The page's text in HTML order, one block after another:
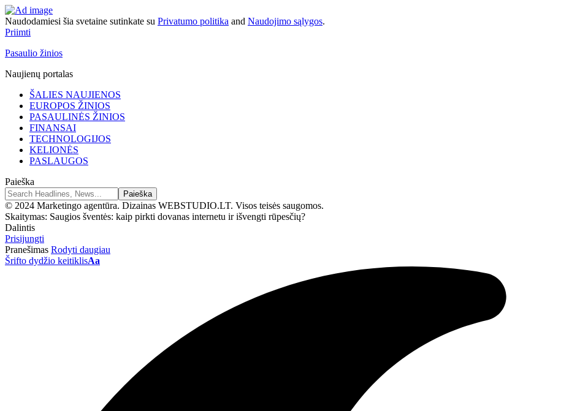
Naudodamiesi šia svetaine sutinkate su Privatumo politika and Naudojimo sąlygos.
Priimti
Pasaulio žinios
Naujienų portalas
ŠALIES NAUJIENOS
EUROPOS ŽINIOS
PASAULINĖS ŽINIOS
FINANSAI
TECHNOLOGIJOS
KELIONĖS
PASLAUGOS
Paieška
© 2024 Marketingo agentūra. Dizainas WEBSTUDIO.LT. Visos teisės saugomos.
Skaitymas: Saugios šventės: kaip pirkti dovanas internetu ir išvengti rūpesčių?
Dalintis
Prisijungti
Pranešimas Rodyti daugiau
Šrifto dydžio keitiklisAa